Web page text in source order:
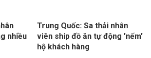
nhiều
Trung Quốc: Sa thải nhân
viên ship đồ ăn tự động 'nếm'
hộ khách hàng